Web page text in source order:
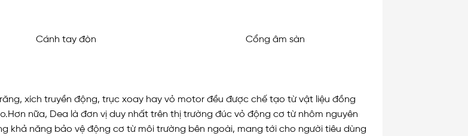
Cánh tay đòn Cổng âm sàn
xích truyền động, trục xoay hay vỏ motor đều được chế tạo từ vật liệu đồng
nữa, Dea là đơn vị duy nhất trên thị trường đúc vỏ động cơ từ nhôm nguyên
khả năng bảo vệ động cơ từ môi trường bên ngoài, mang tới cho người tiêu dùng